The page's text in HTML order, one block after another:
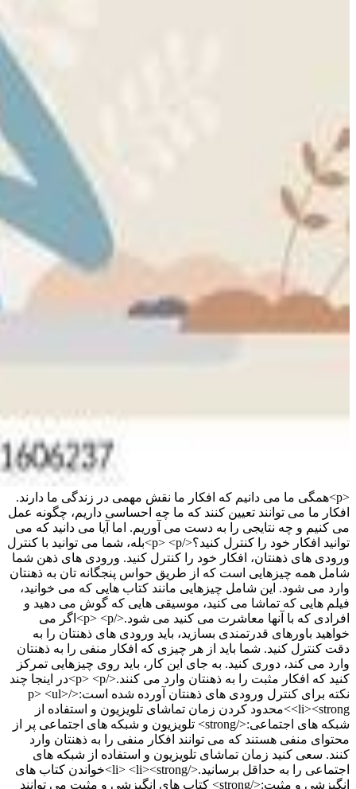
<p>همگی ما می دانیم که افکار ما نقش مهمی در زندگی ما دارند.
افکار ما می توانند تعیین کنند که ما چه احساسی داریم، چگونه عمل
می کنیم و چه نتایجی را به دست می آوریم. اما آیا می دانید که می
توانید افکار خود را کنترل کنید؟</p> <p>بله، شما می توانید با کنترل
ورودی های ذهنتان، افکار خود را کنترل کنید. ورودی های ذهن شما
شامل همه چیزهایی است که از طریق حواس پنجگانه تان به ذهنتان
وارد می شود. این شامل چیزهایی مانند کتاب هایی که می خوانید،
فیلم هایی که تماشا می کنید، موسیقی هایی که گوش می دهید و
افرادی که با آنها معاشرت می کنید می شود.</p> <p>اگر می
خواهید باورهای قدرتمندی بسازید، باید ورودی های ذهنتان را به
دقت کنترل کنید. شما باید از هر چیزی که افکار منفی را به ذهنتان
وارد می کند، دوری کنید. به جای این کار، باید روی چیزهایی تمرکز
کنید که افکار مثبت را به ذهنتان وارد می کنند.</p> <p>در اینجا چند
نکته برای کنترل ورودی های ذهنتان آورده شده است:</p> <ul>
<li><strong>محدود کردن زمان تماشای تلویزیون و استفاده از
شبکه های اجتماعی:</strong> تلویزیون و شبکه های اجتماعی پر از
محتوای منفی هستند که می توانند افکار منفی را به ذهنتان وارد
کنند. سعی کنید زمان تماشای تلویزیون و استفاده از شبکه های
اجتماعی را به حداقل برسانید.</li> <li><strong>خواندن کتاب های
انگیزشی و مثبت:</strong> کتاب های انگیزشی و مثبت می توانند